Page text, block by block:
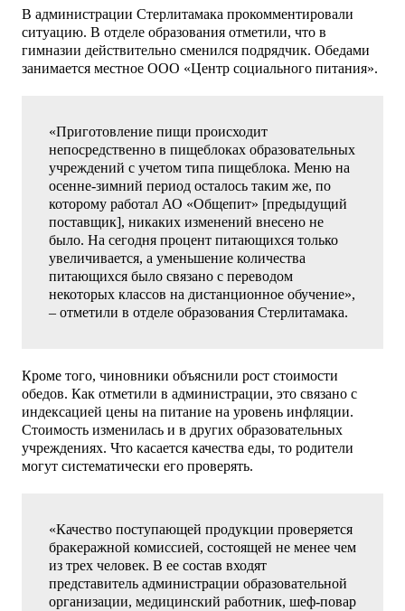
В администрации Стерлитамака прокомментировали
ситуацию. В отделе образования отметили, что в
гимназии действительно сменился подрядчик. Обедами
занимается местное ООО «Центр социального питания».
«Приготовление пищи происходит
непосредственно в пищеблоках образовательных
учреждений с учетом типа пищеблока. Меню на
осенне-зимний период осталось таким же, по
которому работал АО «Общепит» [предыдущий
поставщик], никаких изменений внесено не
было. На сегодня процент питающихся только
увеличивается, а уменьшение количества
питающихся было связано с переводом
некоторых классов на дистанционное обучение»,
– отметили в отделе образования Стерлитамака.
Кроме того, чиновники объяснили рост стоимости
обедов. Как отметили в администрации, это связано с
индексацией цены на питание на уровень инфляции.
Стоимость изменилась и в других образовательных
учреждениях. Что касается качества еды, то родители
могут систематически его проверять.
«Качество поступающей продукции проверяется
бракеражной комиссией, состоящей не менее чем
из трех человек. В ее состав входят
представитель администрации образовательной
организации, медицинский работник, шеф-повар